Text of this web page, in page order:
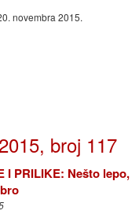
novembra 2015.
broj 117
I PRILIKE: Nešto lepo,